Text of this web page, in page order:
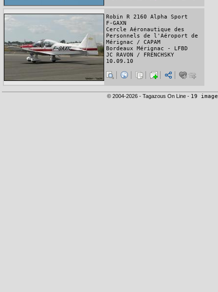
Robin R 2160 Alpha Sport
F-GAXN
Cercle Aéronautique des
Personnels de l'Aéroport de
Mérignac / CAPAM
Bordeaux Mérignac - LFBD
JC RAVON / FRENCHSKY
10.09.10
© 2004-2026 - Tagazous On Line - 19